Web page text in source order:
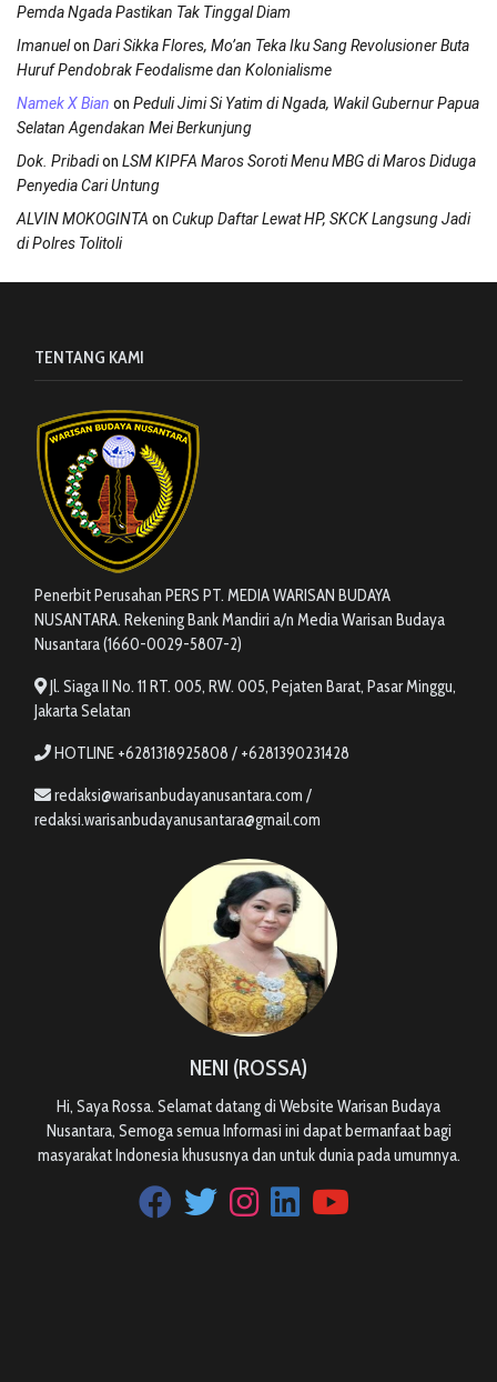
Pemda Ngada Pastikan Tak Tinggal Diam
Imanuelon Dari Sikka Flores, Mo’an Teka Iku Sang Revolusioner Buta
Huruf Pendobrak Feodalisme dan Kolonialisme
Namek X Bian on Peduli Jimi Si Yatim di Ngada, Wakil Gubernur Papua
Selatan Agendakan Mei Berkunjung
Dok. Pribadion LSM KIPFA Maros Soroti Menu MBG di Maros Diduga
Penyedia Cari Untung
ALVIN MOKOGINTA on Cukup Daftar Lewat HP, SKCK Langsung Jadi
di Polres Tolitoli
TENTANG KAMI
Penerbit Perusahan PERS PT. MEDIA WARISAN BUDAYA
NUSANTARA. Rekening Bank Mandiri a/n Media Warisan Budaya
Nusantara (1660-0029-5807-2)
Jl. Siaga II No. 11 RT. 005, RW. 005, Pejaten Barat, Pasar Minggu,
Jakarta Selatan
HOTLINE +6281318925808 / +6281390231428
redaksi@warisanbudayanusantara.com /
redaksi.warisanbudayanusantara@gmail.com
NENI (ROSSA)
Hi, Saya Rossa. Selamat datang di Website Warisan Budaya
Nusantara, Semoga semua Informasi ini dapat bermanfaat bagi
masyarakat Indonesia khususnya dan untuk dunia pada umumnya.